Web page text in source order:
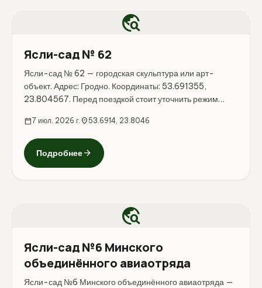
travel_explore
Ясли-сад № 62
Ясли-сад № 62 — городская скульптура или арт-
объект. Адрес: Гродно. Координаты: 53.691355,
23.804567. Перед поездкой стоит уточнить режим
на официальных ресурсах.
calendar_today7 июл. 2026 г. location_on53.6914, 23.8046
Подробнееarrow_forward
travel_explore
Ясли-сад №6 Минского
объединённого авиаотряда
Ясли-сад №6 Минского объединённого авиаотряда —